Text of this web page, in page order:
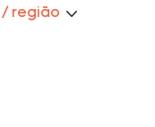
/ região